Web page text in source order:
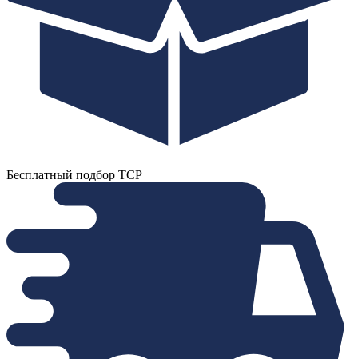
Бесплатный подбор ТСР